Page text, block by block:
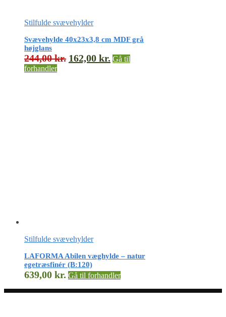
Stilfulde svævehylder
Svævehylde 40x23x3,8 cm MDF grå
højglans
244,00kr. 162,00 kr. Gå til
forhandler
Stilfulde svævehylder
LAFORMA Abilen væghylde – natur
egetræsfinér (B:120)
639,00 kr. Gå til forhandler